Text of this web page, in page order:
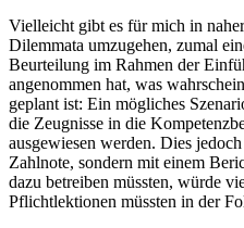
Vielleicht gibt es für mich in
Dilemmata umzugehen, zumal
Beurteilung im Rahmen der
angenommen hat, was
geplant ist: Ein mögliches
die Zeugnisse in die
ausgewiesen werden. Dies
Zahlnote, sondern mit einem
dazu betreiben müssten, würde
Pflichtlektionen müssten in der